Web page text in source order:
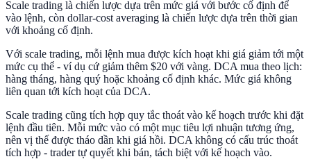
Scale trading là chiến lược dựa trên mức giá với bước cố định để
vào lệnh, còn dollar-cost averaging là chiến lược dựa trên thời gian
với khoảng cố định.
Với scale trading, mỗi lệnh mua được kích hoạt khi giá giảm tới một
mức cụ thể - ví dụ cứ giảm thêm $20 với vàng. DCA mua theo lịch:
hàng tháng, hàng quý hoặc khoảng cố định khác. Mức giá không
liên quan tới kích hoạt của DCA.
Scale trading cũng tích hợp quy tắc thoát vào kế hoạch trước khi đặt
lệnh đầu tiên. Mỗi mức vào có một mục tiêu lợi nhuận tương ứng,
nên vị thế được tháo dần khi giá hồi. DCA không có cấu trúc thoát
tích hợp - trader tự quyết khi bán, tách biệt với kế hoạch vào.